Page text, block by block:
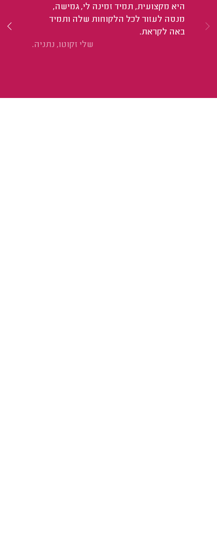
היא מקצועית, תמיד זמינה לי, גמישה,
מנסה לעזור לכל הלקוחות שלה ותמיד
באה לקראת.
שלי זקוטו, נתניה.